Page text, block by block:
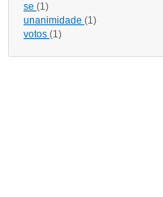
se (1)
unanimidade (1)
votos (1)